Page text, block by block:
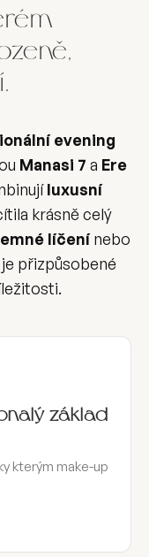
evening
Manasi 7 a Ere
luxusní
krásně celý
líčenínebo
je přizpůsobené
základ
kterým make-up